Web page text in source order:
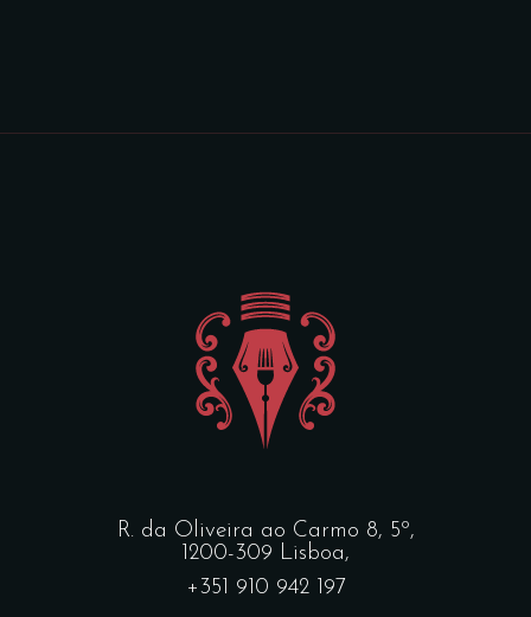
R. da Oliveira ao Carmo 8, 5º,
1200-309 Lisboa,
+351 910 942 197